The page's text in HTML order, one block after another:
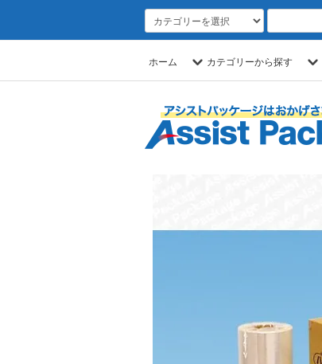
ホーム カテゴリーから探す